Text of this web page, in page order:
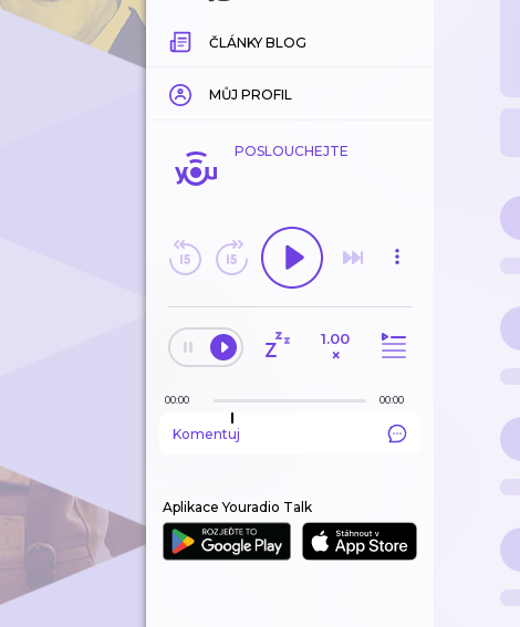
ČLÁNKY BLOG
MŮJ PROFIL
POSLOUCHEJTE
1.00
×
00:00 00:00
Komentuj
Aplikace Youradio Talk